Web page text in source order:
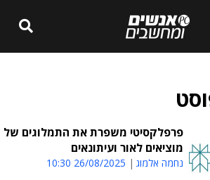
פרפלקסיטי משפרת את התמלוגים של
מוציאים לאור ועיתונאים
נחמה אלמוג 26/08/2025 10:30